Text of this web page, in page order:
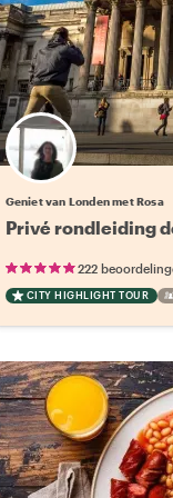
Geniet van Londen met Rosa
Privé rondleiding
222
CITY HIGHLIGHT TOUR